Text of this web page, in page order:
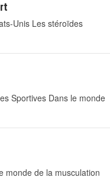
Unis Les stéroïdes
Sportives Dans le monde
monde de la musculation